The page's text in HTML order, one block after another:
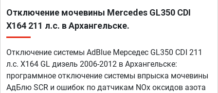
Отключение мочевины Mercedes GL350 CDI
X164 211 л.с. в Архангельске.
Отключение системы AdBlue Мерседес GL350 CDI 211
л.с. X164 GL дизель 2006-2012 в Архангельске:
программное отключение системы впрыска мочевины
АдБлю SCR и ошибок по датчикам NOx оксидов азота